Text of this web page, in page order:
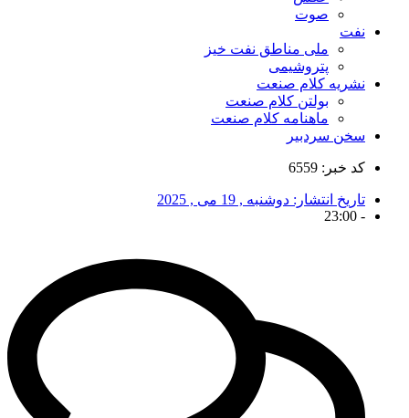
صوت
نفت
ملی مناطق نفت خیز
پتروشیمی
نشریه کلام صنعت
بولتن کلام صنعت
ماهنامه کلام صنعت
سخن سردبیر
کد خبر: 6559
تاریخ انتشار: دوشنبه , 19 می , 2025
-
23:00